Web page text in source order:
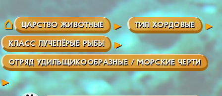
ЦАРСТВО ЖИВОТНЫЕ ТИП ХОРДОВЫЕ
КЛАСС ЛУЧЕПЁРЫЕ РЫБЫ
ОТРЯД УДИЛЬЩИКООБРАЗНЫЕ / МОРСКИЕ ЧЕРТИ